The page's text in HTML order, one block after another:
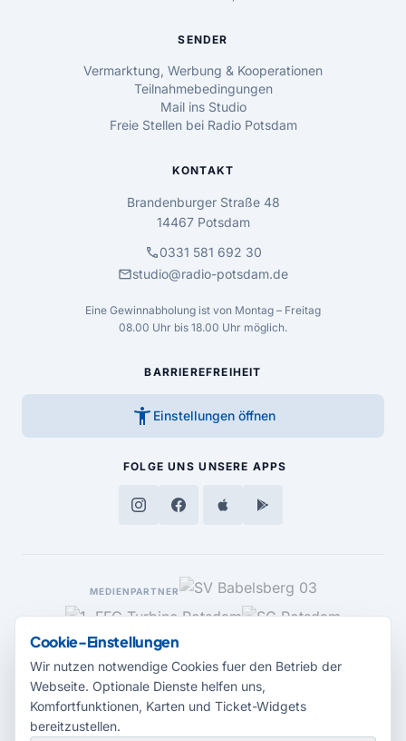
SENDER
Vermarktung, Werbung & Kooperationen
Teilnahmebedingungen
Mail ins Studio
Freie Stellen bei Radio Potsdam
KONTAKT
Brandenburger Straße 48
14467 Potsdam
call0331 581 692 30
mailstudio@radio-potsdam.de
Eine Gewinnabholung ist von Montag – Freitag
08.00 Uhr bis 18.00 Uhr möglich.
BARRIEREFREIHEIT
accessibility_new Einstellungen öffnen
FOLGE UNS UNSERE APPS
MEDIENPARTNER
Cookie-Einstellungen
Wir nutzen notwendige Cookies fuer den Betrieb der
Webseite. Optionale Dienste helfen uns,
Komfortfunktionen, Karten und Ticket-Widgets
bereitzustellen.